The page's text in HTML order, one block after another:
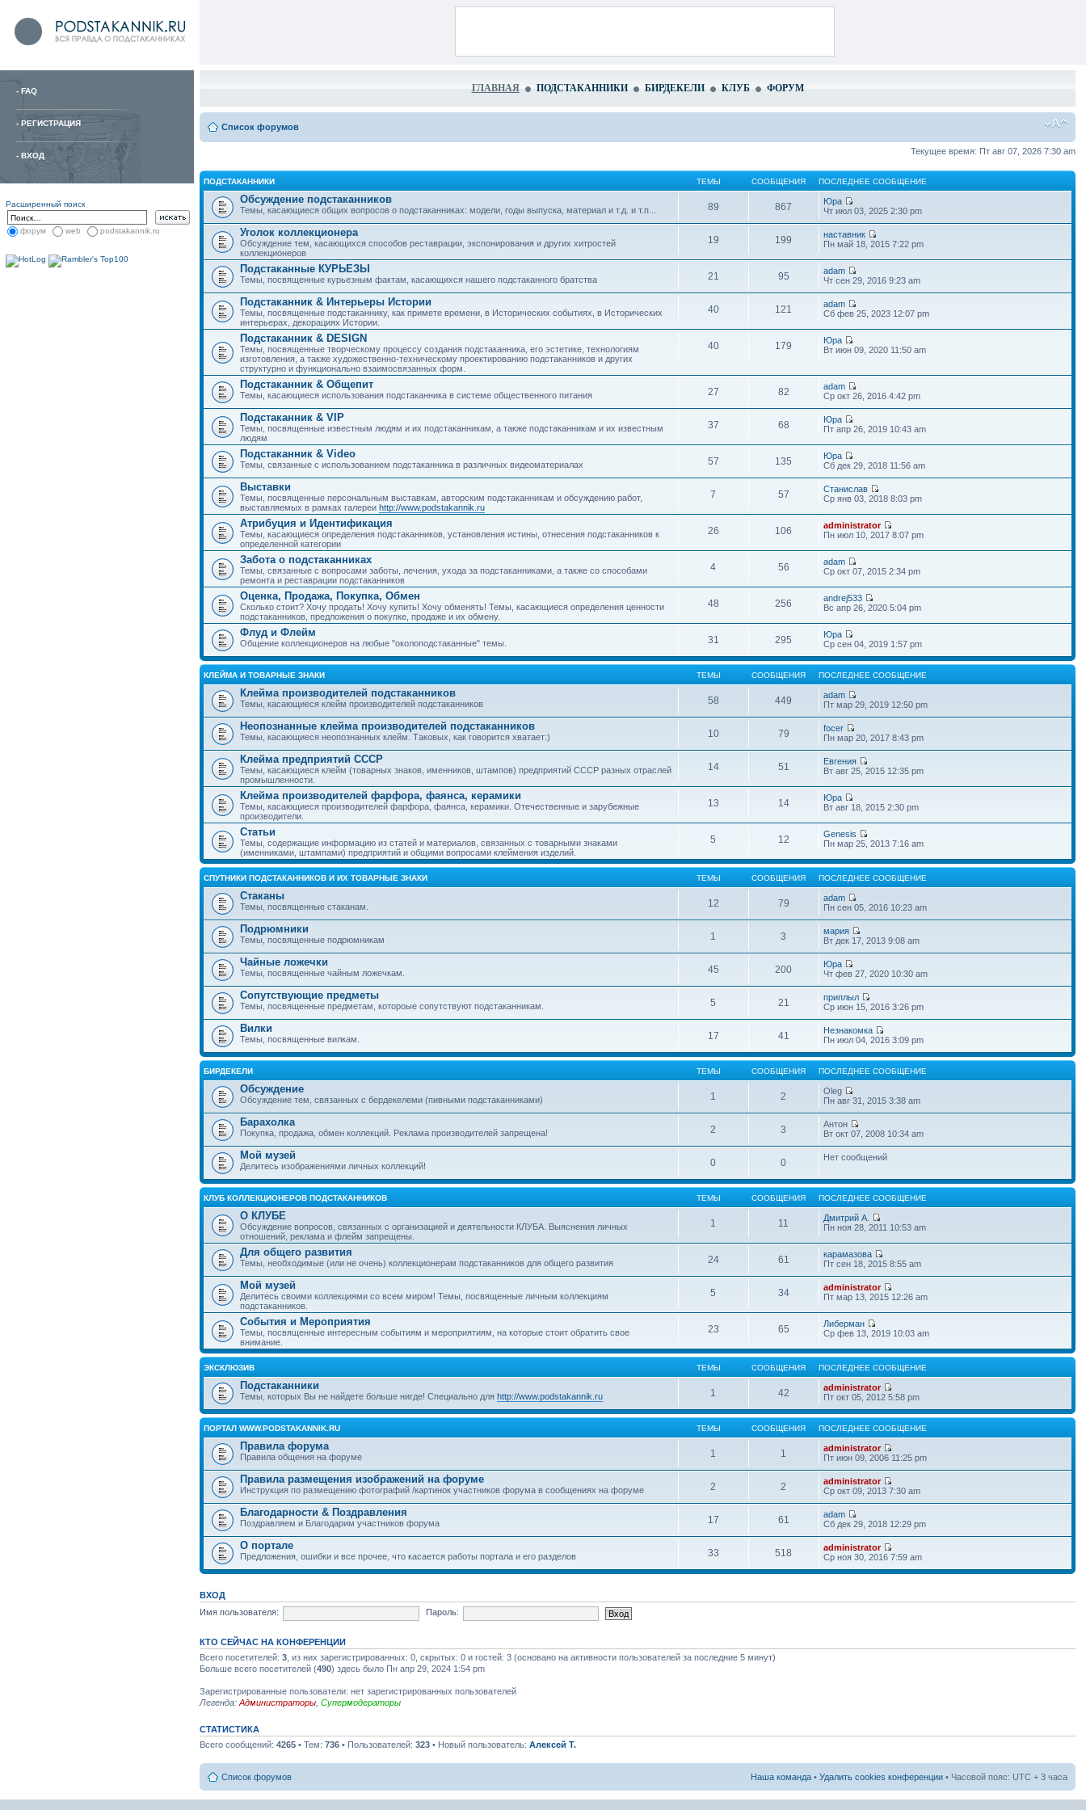
- FAQ
- РЕГИСТРАЦИЯ
- ВХОД
Расширенный поиск
форум web podstakannik.ru
ГЛАВНАЯ ПОДСТАКАННИКИ БИРДЕКЕЛИ КЛУБ ФОРУМ
Список форумов
Текущее время: Пт авг 07, 2026 7:30 am
ПОДСТАКАННИКИ ТЕМЫ СООБЩЕНИЯ ПОСЛЕДНЕЕ СООБЩЕНИЕ
Обсуждение подстаканников
Темы, касающиеся общих вопросов о подстаканниках: модели, годы выпуска, материал и т.д. и т.п... 89 867
Юра
Чт июл 03, 2025 2:30 pm
Уголок коллекционера
Обсуждение тем, касающихся способов реставрации, экспонирования и других хитростей
коллекционеров
19 199
наставник
Пн май 18, 2015 7:22 pm
Подстаканные КУРЬЕЗЫ
Темы, посвященные курьезным фактам, касающихся нашего подстаканного братства 21 95
adam
Чт сен 29, 2016 9:23 am
Подстаканник & Интерьеры Истории
Темы, посвященные подстаканнику, как примете времени, в Исторических событиях, в Исторических
интерьерах, декорациях Истории.
40 121
adam
Сб фев 25, 2023 12:07 pm
Подстаканник & DESIGN
Темы, посвященные творческому процессу создания подстаканника, его эстетике, технологиям
изготовления, а также художественно-техническому проектированию подстаканников и других
структурно и функционально взаимосвязанных форм.
40 179
Юра
Вт июн 09, 2020 11:50 am
Подстаканник & Общепит
Темы, касающиеся использования подстаканника в системе общественного питания 27 82
adam
Ср окт 26, 2016 4:42 pm
Подстаканник & VIP
Темы, посвященные известным людям и их подстаканникам, а также подстаканникам и их известным
людям
37 68
Юра
Пт апр 26, 2019 10:43 am
Подстаканник & Video
Темы, связанные с использованием подстаканника в различных видеоматериалах 57 135
Юра
Сб дек 29, 2018 11:56 am
Выставки
Темы, посвященные персональным выставкам, авторским подстаканникам и обсуждению работ,
выставляемых в рамках галереи http://www.podstakannik.ru
7 57
Станислав
Ср янв 03, 2018 8:03 pm
Атрибуция и Идентификация
Темы, касающиеся определения подстаканников, установления истины, отнесения подстаканников к
определенной категории
26 106
administrator
Пн июл 10, 2017 8:07 pm
Забота о подстаканниках
Темы, связанные с вопросами заботы, лечения, ухода за подстаканниками, а также со способами
ремонта и реставрации подстаканников
4 56
adam
Ср окт 07, 2015 2:34 pm
Оценка, Продажа, Покупка, Обмен
Сколько стоит? Хочу продать! Хочу купить! Хочу обменять! Темы, касающиеся определения ценности
подстаканников, предложения о покупке, продаже и их обмену.
48 256
andrej533
Вс апр 26, 2020 5:04 pm
Флуд и Флейм
Общение коллекционеров на любые "околоподстаканные" темы. 31 295
Юра
Ср сен 04, 2019 1:57 pm
КЛЕЙМА И ТОВАРНЫЕ ЗНАКИ ТЕМЫ СООБЩЕНИЯ ПОСЛЕДНЕЕ СООБЩЕНИЕ
Клейма производителей подстаканников
Темы, касающиеся клейм производителей подстаканников 58 449
adam
Пт мар 29, 2019 12:50 pm
Неопознанные клейма производителей подстаканников
Темы, касающиеся неопознанных клейм. Таковых, как говорится хватает:) 10 79
focer
Пн мар 20, 2017 8:43 pm
Клейма предприятий СССР
Темы, касающиеся клейм (товарных знаков, именников, штампов) предприятий СССР разных отраслей
промышленности.
14 51
Евгения
Вт авг 25, 2015 12:35 pm
Клейма производителей фарфора, фаянса, керамики
Темы, касающиеся производителей фарфора, фаянса, керамики. Отечественные и зарубежные
производители.
13 14
Юра
Вт авг 18, 2015 2:30 pm
Статьи
Темы, содержащие информацию из статей и материалов, связанных с товарными знаками
(именниками, штампами) предприятий и общими вопросами клеймения изделий.
5 12
Genesis
Пн мар 25, 2013 7:16 am
СПУТНИКИ ПОДСТАКАННИКОВ И ИХ ТОВАРНЫЕ ЗНАКИ ТЕМЫ СООБЩЕНИЯ ПОСЛЕДНЕЕ СООБЩЕНИЕ
Стаканы
Темы, посвященные стаканам. 12 79
adam
Пн сен 05, 2016 10:23 am
Подрюмники
Темы, посвященные подрюмникам 1 3
мария
Вт дек 17, 2013 9:08 am
Чайные ложечки
Темы, посвященные чайным ложечкам. 45 200
Юра
Чт фев 27, 2020 10:30 am
Сопутствующие предметы
Темы, посвященные предметам, котороые сопутствуют подстаканникам. 5 21
приплыл
Ср июн 15, 2016 3:26 pm
Вилки
Темы, посвященные вилкам. 17 41
Незнакомка
Пн июл 04, 2016 3:09 pm
БИРДЕКЕЛИ ТЕМЫ СООБЩЕНИЯ ПОСЛЕДНЕЕ СООБЩЕНИЕ
Обсуждение
Обсуждение тем, связанных с бердекелеми (пивными подстаканниками) 1 2
Oleg
Пн авг 31, 2015 3:38 am
Барахолка
Покупка, продажа, обмен коллекций. Реклама производителей запрещена! 2 3
Антон
Вт окт 07, 2008 10:34 am
Мой музей
Делитесь изображениями личных коллекций! 0 0 Нет сообщений
КЛУБ КОЛЛЕКЦИОНЕРОВ ПОДСТАКАННИКОВ ТЕМЫ СООБЩЕНИЯ ПОСЛЕДНЕЕ СООБЩЕНИЕ
О КЛУБЕ
Обсуждение вопросов, связанных с организацией и деятельности КЛУБА. Выяснения личных
отношений, реклама и флейм запрещены.
1 11
Дмитрий А.
Пн ноя 28, 2011 10:53 am
Для общего развития
Темы, необходимые (или не очень) коллекционерам подстаканников для общего развития 24 61
карамазова
Пт сен 18, 2015 8:55 am
Мой музей
Делитесь своими коллекциями со всем миром! Темы, посвященные личным коллекциям
подстаканников.
5 34
administrator
Пт мар 13, 2015 12:26 am
События и Мероприятия
Темы, посвященные интересным событиям и мероприятиям, на которые стоит обратить свое
внимание.
23 65
Либерман
Ср фев 13, 2019 10:03 am
ЭКСКЛЮЗИВ ТЕМЫ СООБЩЕНИЯ ПОСЛЕДНЕЕ СООБЩЕНИЕ
Подстаканники
Темы, которых Вы не найдете больше нигде! Специально для http://www.podstakannik.ru 1 42
administrator
Пт окт 05, 2012 5:58 pm
ПОРТАЛ WWW.PODSTAKANNIK.RU ТЕМЫ СООБЩЕНИЯ ПОСЛЕДНЕЕ СООБЩЕНИЕ
Правила форума
Правила общения на форуме 1 1
administrator
Пт июн 09, 2006 11:25 pm
Правила размещения изображений на форуме
Инструкция по размещению фотографий /картинок участников форума в сообщениях на форуме 2 2
administrator
Ср окт 09, 2013 7:30 am
Благодарности & Поздравления
Поздравляем и Благодарим участников форума 17 61
adam
Сб дек 29, 2018 12:29 pm
О портале
Предложения, ошибки и все прочее, что касается работы портала и его разделов 33 518
administrator
Ср ноя 30, 2016 7:59 am
ВХОД
Имя пользователя:
Пароль:
КТО СЕЙЧАС НА КОНФЕРЕНЦИИ
Всего посетителей: 3 , из них зарегистрированных: 0, скрытых: 0 и гостей: 3 (основано на активности пользователей за последние 5 минут)
Больше всего посетителей (490) здесь было Пн апр 29, 2024 1:54 pm
Зарегистрированные пользователи: нет зарегистрированных пользователей
Легенда: Администраторы Супермодераторы
СТАТИСТИКА
Всего сообщений: 4265 • Тем: 736 • Пользователей: 323 • Новый пользователь: Алексей Т.
Список форумов Наша команда • Удалить cookies конференции • Часовой пояс: UTC + 3 часа